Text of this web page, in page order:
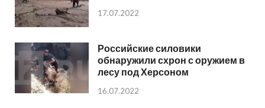
17.07.2022
Российские силовики
обнаружили схрон с оружием в
лесу под Херсоном
16.07.2022